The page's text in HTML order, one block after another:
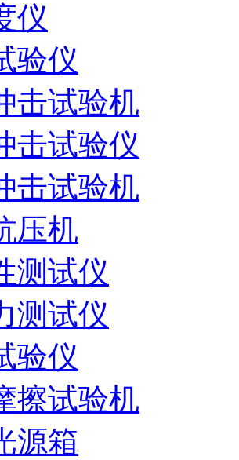
仪
验仪
击试验机
击试验仪
击试验机
压机
测试仪
测试仪
验仪
擦试验机
源箱